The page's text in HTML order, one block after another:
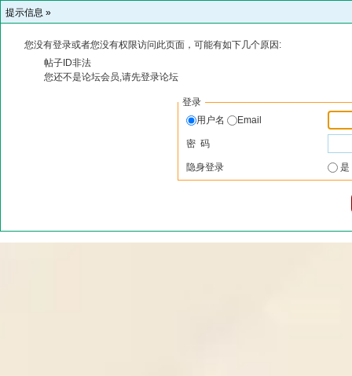
提示信息 »
您没有登录或者您没有权限访问此页面，可能有如下几个原因:
帖子ID非法
您还不是论坛会员,请先登录论坛
登录
用户名
Email
密 码
隐身登录